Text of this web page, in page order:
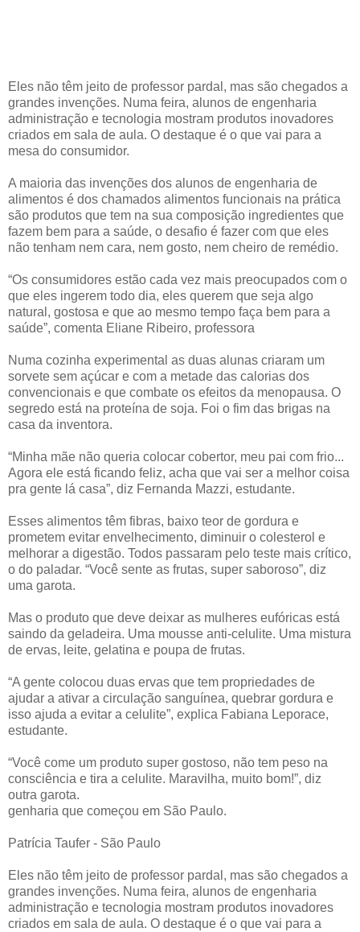
Eles não têm jeito de professor pardal, mas são chegados a
grandes invenções. Numa feira, alunos de engenharia
administração e tecnologia mostram produtos inovadores
criados em sala de aula. O destaque é o que vai para a
mesa do consumidor.
A maioria das invenções dos alunos de engenharia de
alimentos é dos chamados alimentos funcionais na prática
são produtos que tem na sua composição ingredientes que
fazem bem para a saúde, o desafio é fazer com que eles
não tenham nem cara, nem gosto, nem cheiro de remédio.
“Os consumidores estão cada vez mais preocupados com o
que eles ingerem todo dia, eles querem que seja algo
natural, gostosa e que ao mesmo tempo faça bem para a
saúde”, comenta Eliane Ribeiro, professora
Numa cozinha experimental as duas alunas criaram um
sorvete sem açúcar e com a metade das calorias dos
convencionais e que combate os efeitos da menopausa. O
segredo está na proteína de soja. Foi o fim das brigas na
casa da inventora.
“Minha mãe não queria colocar cobertor, meu pai com frio...
Agora ele está ficando feliz, acha que vai ser a melhor coisa
pra gente lá casa”, diz Fernanda Mazzi, estudante.
Esses alimentos têm fibras, baixo teor de gordura e
prometem evitar envelhecimento, diminuir o colesterol e
melhorar a digestão. Todos passaram pelo teste mais crítico,
o do paladar. “Você sente as frutas, super saboroso”, diz
uma garota.
Mas o produto que deve deixar as mulheres eufóricas está
saindo da geladeira. Uma mousse anti-celulite. Uma mistura
de ervas, leite, gelatina e poupa de frutas.
“A gente colocou duas ervas que tem propriedades de
ajudar a ativar a circulação sanguínea, quebrar gordura e
isso ajuda a evitar a celulite”, explica Fabiana Leporace,
estudante.
“Você come um produto super gostoso, não tem peso na
consciência e tira a celulite. Maravilha, muito bom!”, diz
outra garota.
genharia que começou em São Paulo.
Patrícia Taufer - São Paulo
Eles não têm jeito de professor pardal, mas são chegados a
grandes invenções. Numa feira, alunos de engenharia
administração e tecnologia mostram produtos inovadores
criados em sala de aula. O destaque é o que vai para a